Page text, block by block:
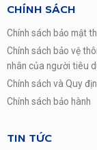
CHÍNH SÁCH
Chính sách bảo mật
Chính sách bảo vệ
nhân của người tiêu
Chính sách và Quy
Chính sách bảo hành
TIN TỨC